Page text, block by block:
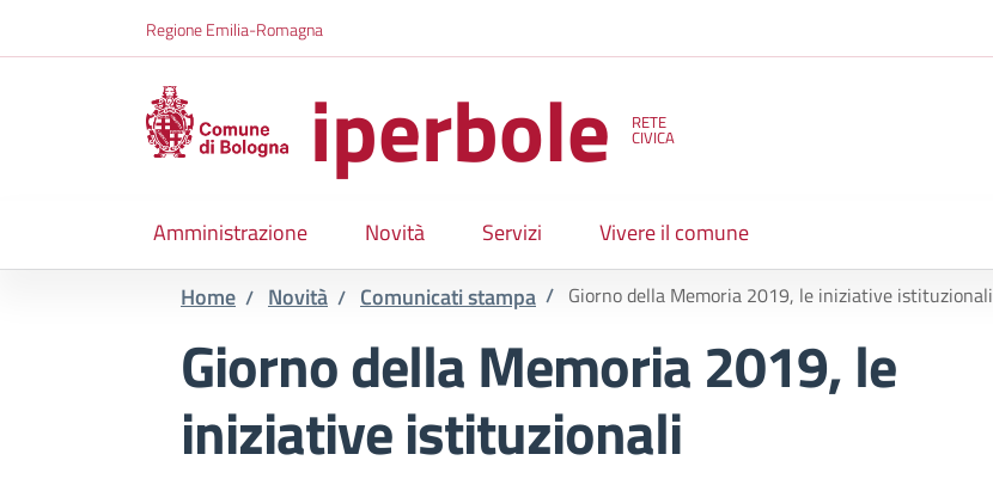
Regione Emilia-Romagna
iperbole RETE
CIVICA
Amministrazione Novità Servizi Vivere il comune
Home / Novità / Comunicati stampa / Giorno della Memoria 2019, le iniziative istituzionali
Giorno della Memoria 2019, le
iniziative istituzionali